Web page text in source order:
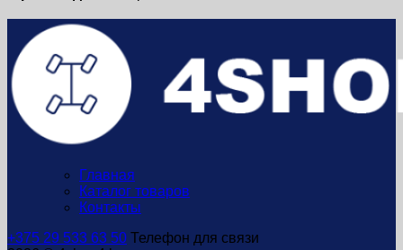
Главная
Каталог товаров
Контакты
+375 29 533 63 50 Телефон для связи